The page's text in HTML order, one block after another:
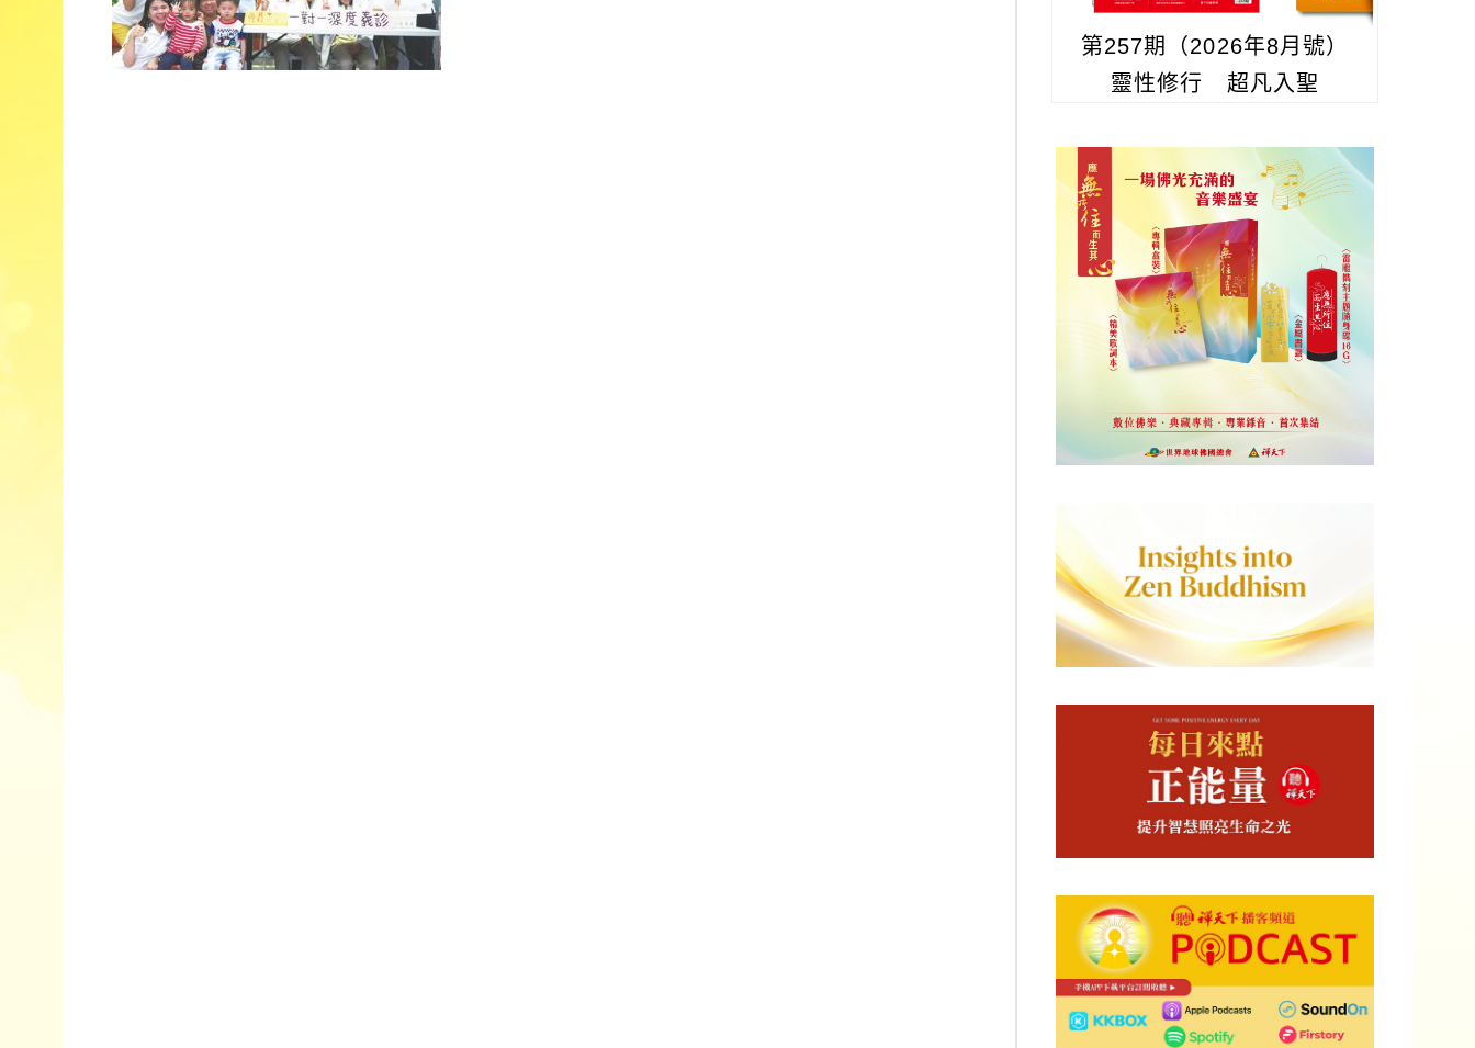
第257期（2026年8月號）
靈性修行 超凡入聖